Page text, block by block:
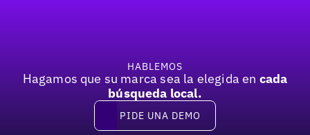
HABLEMOS
Hagamos que su marca sea la elegida en cada
búsqueda local.
Pide una demo
PIDE UNA DEMO